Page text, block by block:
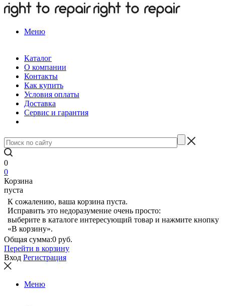
Меню
Каталог
О компании
Контакты
Как купить
Условия оплаты
Доставка
Сервис и гарантия
0
0
Корзина
пуста
К сожалению, ваша корзина пуста.
Исправить это недоразумение очень просто:
выберите в каталоге интересующий товар и нажмите кнопку
«В корзину».
Общая сумма:0 руб.
Перейти в корзину
Вход Регистрация
Меню